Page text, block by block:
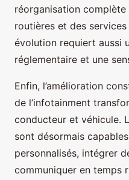
réorganisation
routières et des
évolution requiert aussi
réglementaire et une
Enfin, l’amélioration
de l’infotainment
conducteur et véhicule.
sont désormais
personnalisés, intégrer
communiquer en temps